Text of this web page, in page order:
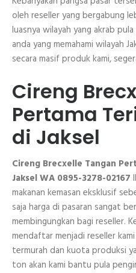
oleh reseller yang bergabung
luasnya wilayah yang akrab
anda yang memahami wilayah
secara masif produk kami,
Cireng
Pertama
di Jaksel
Cireng Brecxelle Tangan
Jaksel WA 0895-3278-02167
makanan kemasan eksklusif
saja harga di pasaran sangat
membingungkan bagi reseller.
mendaftar menjadi reseller
termurah dan kuota produksi
ton akan kami bantu pula